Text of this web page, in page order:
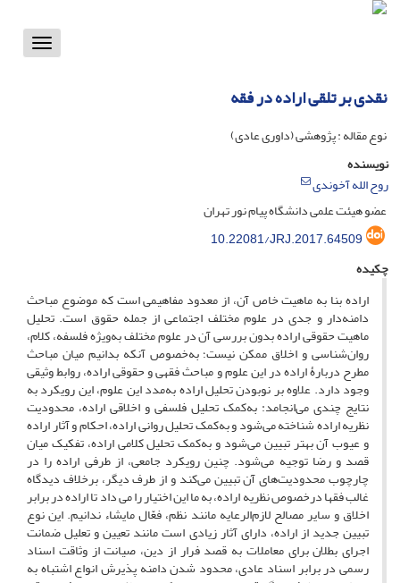
Toggle
نقدی بر تلقی اراده در فقه
نوع مقاله : پژوهشی (داوری عادی)
نویسنده
روح الله آخوندی
عضو هیئت علمی دانشگاه پیام نور تهران
10.22081/JRJ.2017.64509
چکیده
اراده بنا به ماهیت خاص آن، از معدود مفاهیمی است که موضوع مباحث
دامنه‌دار و جدی در علوم مختلف اجتماعی از جمله حقوق است. تحلیل
ماهیت حقوقی اراده بدون بررسی آن در علوم مختلف به‌ویژه فلسفه، کلام،
روان‌شناسی و اخلاق ممکن نیست؛ به‌خصوص آنکه بدانیم میان مباحث
مطرح دربارۀ اراده در این علوم و مباحث فقهی و حقوقی اراده، روابط وثیقی
وجود دارد. علاوه بر نوبودن تحلیل اراده به‌مدد این علوم، این رویکرد به
نتایج چندی می‌انجامد: به‌کمک تحلیل فلسفی و اخلاقی اراده، محدودیت
نظریه اراده شناخته می‌شود و به‌کمک تحلیل روانی اراده، احکام و آثار اراده
و عیوب آن بهتر تبیین می‌شود و به‌کمک تحلیل کلامی اراده، تفکیک میان
قصد و رضا توجیه می‌شود. چنین رویکرد جامعی، از طرفی اراده را در
چارچوب محدودیت‌های آن تبیین می‌کند و از طرف دیگر، برخلاف دیدگاه
غالب فقها درخصوص نظریه اراده، به ما این اختیار را می ­داد تا اراده در برابر
اخلاق و سایر مصالح لازم‌الرعایه مانند نظم، فعّال مایشاء ندانیم. این نوع
تبیین جدید از اراده، دارای آثار زیادی است مانند تعیین و تعلیل ضمانت
اجرای بطلان برای معاملات به قصد فرار از دین، صیانت از وثاقت اسناد
رسمی در برابر اسناد عادی، محدود شدن دامنه پذیرش انواع اشتباه به